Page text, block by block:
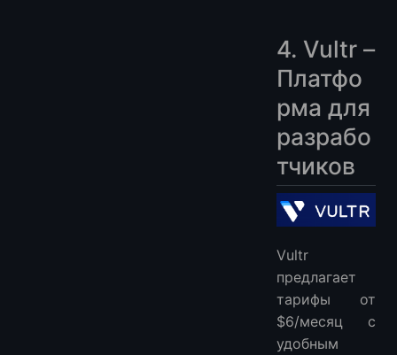
4. Vultr –
Платфо
рма для
разрабо
тчиков
Vultr
предлагает
тарифы от
$6/месяц с
удобным